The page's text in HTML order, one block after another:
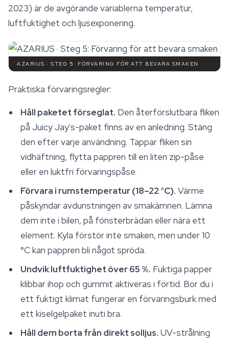
2023) är de avgörande variablerna temperatur,
luftfuktighet och ljusexponering.
AZARIUS · STEG 5: FÖRVARING FÖR ATT BEVARA SMAKEN
Praktiska förvaringsregler:
Håll paketet förseglat. Den återförslutbara fliken
på Juicy Jay's-paket finns av en anledning. Stäng
den efter varje användning. Tappar fliken sin
vidhäftning, flytta pappren till en liten zip-påse
eller en luktfri förvaringspåse.
Förvara i rumstemperatur (18–22 °C). Värme
påskyndar avdunstningen av smakämnen. Lämna
dem inte i bilen, på fönsterbrädan eller nära ett
element. Kyla förstör inte smaken, men under 10
°C kan pappren bli något spröda.
Undvik luftfuktighet över 65 %. Fuktiga papper
klibbar ihop och gummit aktiveras i förtid. Bor du i
ett fuktigt klimat fungerar en förvaringsburk med
ett kiselgelpaket inuti bra.
Håll dem borta från direkt solljus. UV-strålning